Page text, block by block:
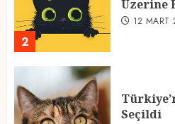
2
Üzerine
12 MART
Seçildi